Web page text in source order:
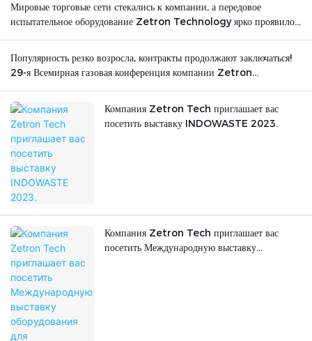
Мировые торговые сети стекались к компании, а передовое
испытательное оборудование Zetron Technology ярко проявило
Популярность резко возросла, контракты продолжают заключаться!
29-я Всемирная газовая конференция компании Zetron
Компания Zetron Tech приглашает вас
посетить выставку INDOWASTE 2023.
Компания Zetron Tech приглашает вас
посетить Международную выставку